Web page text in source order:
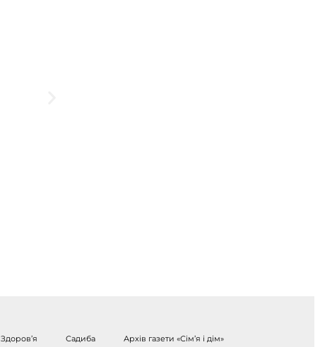
Здоров’я Садиба Архів газети «Сім’я і дім»